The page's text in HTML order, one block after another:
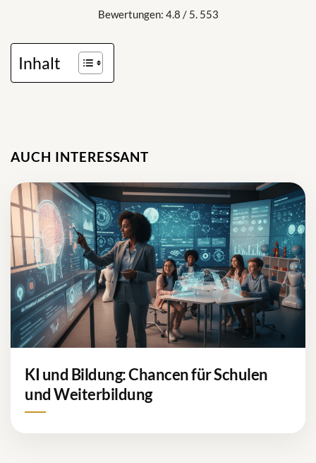
Bewertungen: 4.8 / 5. 553
Inhalt
AUCH INTERESSANT
KI und Bildung: Chancen für Schulen
und Weiterbildung